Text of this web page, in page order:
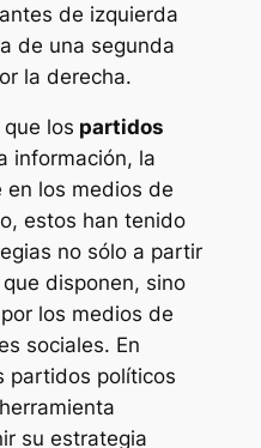
de izquierda
de una segunda
la derecha.
los partidos
información, la
en los medios de
estos han tenido
no sólo a partir
disponen, sino
los medios de
sociales. En
partidos políticos
su estrategia